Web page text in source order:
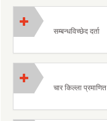
सम्बन्धविच्छेद दर्ता
चार किल्ला प्रमाणित